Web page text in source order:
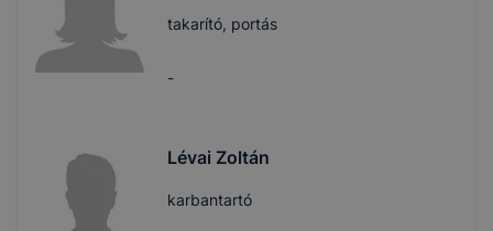
takarító, portás
-
Lévai Zoltán
karbantartó